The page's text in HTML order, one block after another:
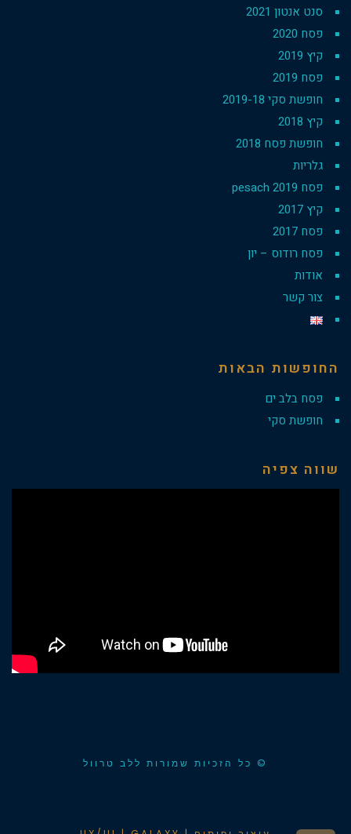
סנט אנטון 2021
פסח 2020
קיץ 2019
פסח 2019
חופשת סקי 2019-18
קיץ 2018
חופשת פסח 2018
גלריות
פסח 2019 pesach
קיץ 2017
פסח 2017
פסח רודוס – יון
אודות
צור קשר
החופשות הבאות
פסח בלב ים
חופשת סקי
שווה צפיה
© כל הזכיות שמורות ללב טרוול